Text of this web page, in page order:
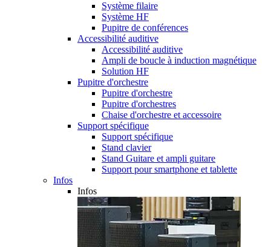
Système filaire
Système HF
Pupitre de conférences
Accessibilité auditive
Accessibilité auditive
Ampli de boucle à induction magnétique
Solution HF
Pupitre d'orchestre
Pupitre d'orchestre
Pupitre d'orchestres
Chaise d'orchestre et accessoire
Support spécifique
Support spécifique
Stand clavier
Stand Guitare et ampli guitare
Support pour smartphone et tablette
Infos
Infos